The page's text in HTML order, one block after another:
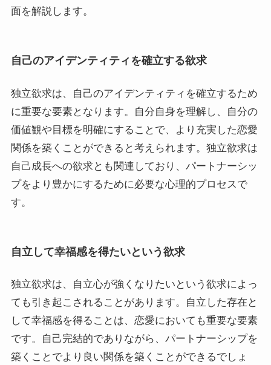
面を解説します。
自己のアイデンティティを確立する欲求
独立欲求は、自己のアイデンティティを確立するため
に重要な要素となります。自分自身を理解し、自分の
価値観や目標を明確にすることで、より充実した恋愛
関係を築くことができると考えられます。独立欲求は
自己成長への欲求とも関連しており、パートナーシッ
プをより豊かにするために必要な心理的プロセスで
す。
自立して幸福感を得たいという欲求
独立欲求は、自立心が強くなりたいという欲求によっ
ても引き起こされることがあります。自立した存在と
して幸福感を得ることは、恋愛においても重要な要素
です。自己完結的でありながら、パートナーシップを
築くことでより良い関係を築くことができるでしょ